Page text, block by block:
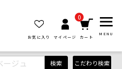
お気に入り マイページ
0
カート
MENU
検索 こだわり検索